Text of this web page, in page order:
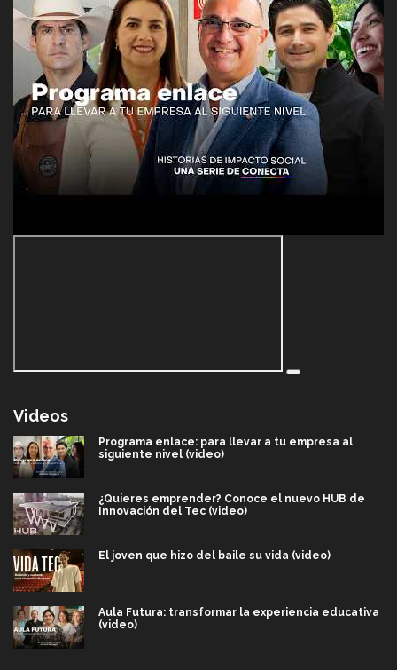
Videos
Programa enlace: para llevar a tu empresa al
siguiente nivel (video)
¿Quieres emprender? Conoce el nuevo HUB de
Innovación del Tec (video)
El joven que hizo del baile su vida (video)
Aula Futura: transformar la experiencia educativa
(video)